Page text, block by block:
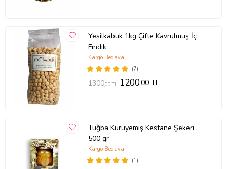
Yesilkabuk 1kg Çifte Kavrulmuş İç
Fındık
(7)
Kargo Bedava
1300,00 TL 1200,00 TL
Tuğba Kuruyemiş Kestane Şekeri
500 gr
(1)
Kargo Bedava